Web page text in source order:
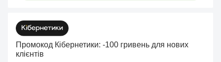
Промокод Кібернетики: -100 гривень для нових
клієнтів